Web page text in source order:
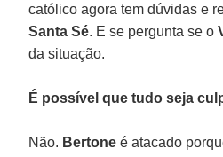
católico agora tem dúvidas e
Santa Sé. E se pergunta se o
da situação.
É possível que tudo seja
Não. Bertoneé atacado